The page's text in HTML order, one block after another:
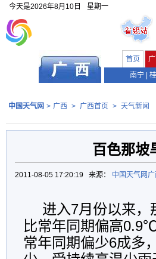
今天是2026年8月10日 星期一
首页
南宁
中国天气网 > 广西 > 广西首页 > 天气新闻
百色那坡
2011-08-05 17:20:19 来源： 中国天气网
进入7月份以来，
比常年同期偏高
常年同期偏少6成多